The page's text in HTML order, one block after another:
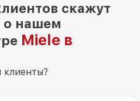
скажут
нашем
Miele в